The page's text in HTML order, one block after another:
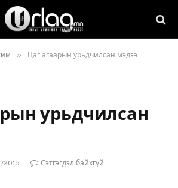
» Цаг агаарын урьдчилсан мэдээ
урьдчилсан
2015
Сэтгэгдэл байхгүй